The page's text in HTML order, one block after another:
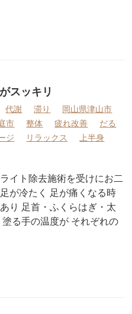
スッキリ
代謝 滞り
岡山県津山市
市 整体 疲れ改善
だる
ジ リラックス
上半身
イト除去施術を受けにお二
が冷たく 足が痛くなる時
り 足首・ふくらはぎ・太
る手の温度が それぞれの